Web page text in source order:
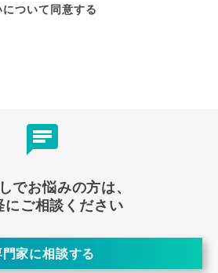
ついて同意する
でお悩みの方は、
にご相談ください
門家に相談する